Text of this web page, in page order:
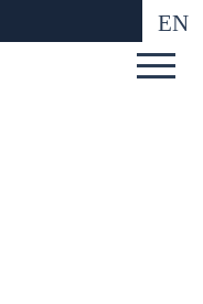
EN